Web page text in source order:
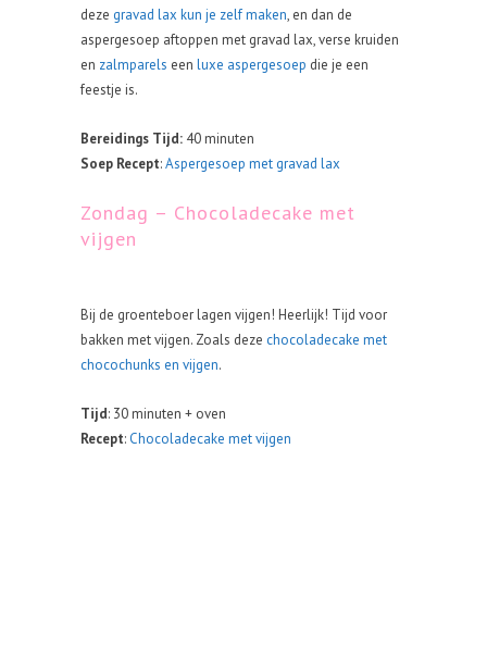
deze gravad lax kun je zelf maken, en dan de
aspergesoep aftoppen met gravad lax, verse kruiden
en zalmparels een luxe aspergesoep die je een
feestje is.
Bereidings Tijd: 40 minuten
Soep Recept:Aspergesoep met gravad lax
Zondag – Chocoladecake met
vijgen
Bij de groenteboer lagen vijgen! Heerlijk! Tijd voor
bakken met vijgen. Zoals deze chocoladecake met
chocochunks en vijgen.
Tijd: 30 minuten + oven
Recept: Chocoladecake met vijgen